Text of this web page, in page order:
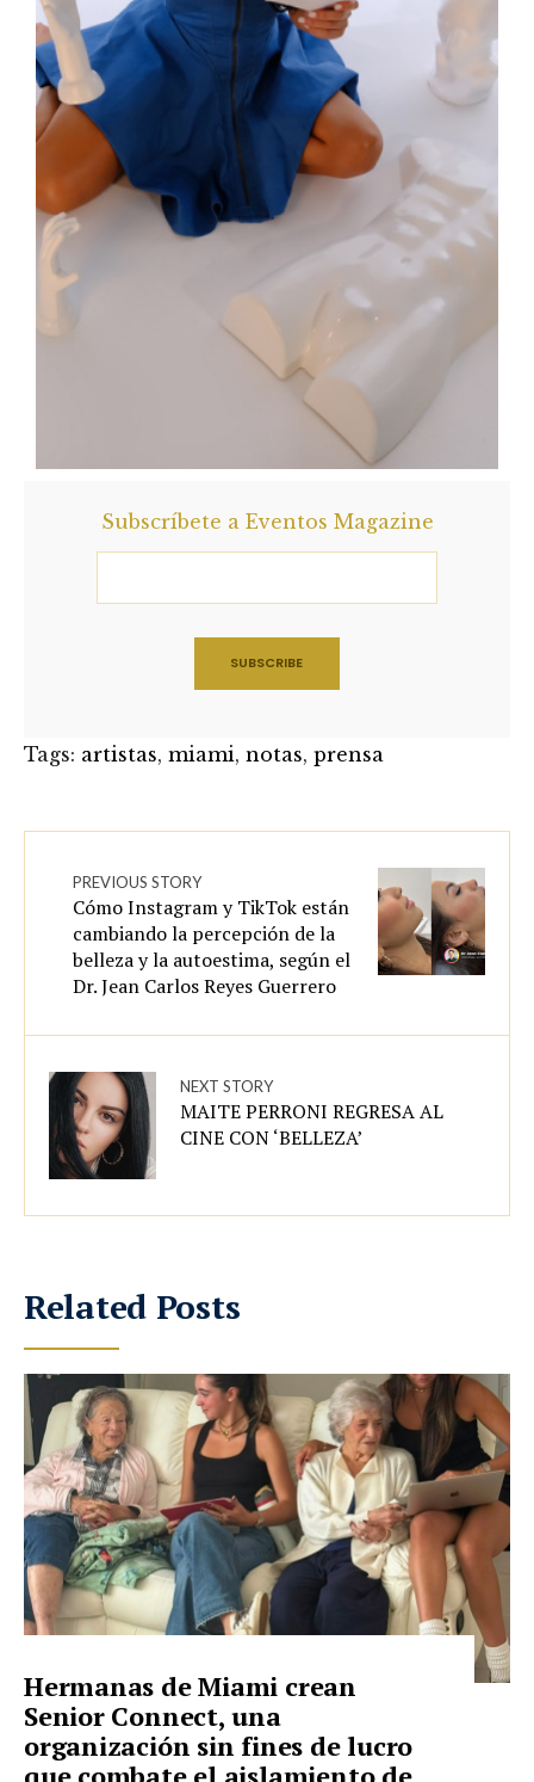
Subscríbete a Eventos Magazine
Tags: artistas, miami, notas, prensa
PREVIOUS STORY
Cómo Instagram y TikTok están
cambiando la percepción de la
belleza y la autoestima, según el
Dr. Jean Carlos Reyes Guerrero
NEXT STORY
MAITE PERRONI REGRESA AL
CINE CON ‘BELLEZA’
Related Posts
Hermanas de Miami crean
Senior Connect, una
organización sin fines de lucro